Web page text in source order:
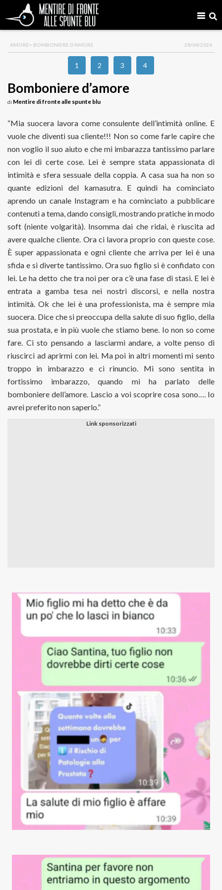
AMORE> BOMBONIERE D’AMORE 28/04/2026
1 2 3 4
Bomboniere d’amore
di Mentire di fronte alle spunte blu
“Mia suocera lavora come consulente dell’intimità online. E
vuole che diventi sua cliente!!! Non so come farle capire che
non voglio il suo aiuto e che mi imbarazza tantissimo parlare
con lei di certe cose. Lei è sempre stata appassionata di
intimità e sfera sessuale della coppia. A casa sua ha non so
quante edizioni del kamasutra. E quindi ha cominciato
aprendo un canale Instagram e ha cominciato a pubblicare
contenuti a tema, dando consigli, mostrando pratiche in modo
soft (niente volgarità). Insomma dai che ridai, è riuscita ad
avere qualche cliente. Ora ci lavora proprio con queste cose.
È super appassionata e ogni cliente che arriva per lei è una
sfida e si diverte tantissimo. Ora suo figlio si è confidato con
lei. Le ha detto che tra noi per ora c’è una fase di stasi. E lei è
entrata a gamba tesa nei nostri discorsi, e nella nostra
intimità. Ok che lei è una professionista, ma è sempre mia
suocera. Dice che si preoccupa della salute di suo figlio, della
sua prostata, e in più vuole che stiamo bene. Io non so come
fare. Ci sto pensando a lasciarmi andare, a volte penso di
riuscirci ad aprirmi con lei. Ma poi in altri momenti mi sento
troppo in imbarazzo e ci rinuncio. Mi sono sentita in
fortissimo imbarazzo, quando mi ha parlato delle
bomboniere dell’amore. Lascio a voi scoprire cosa sono…. Io
avrei preferito non saperlo.”